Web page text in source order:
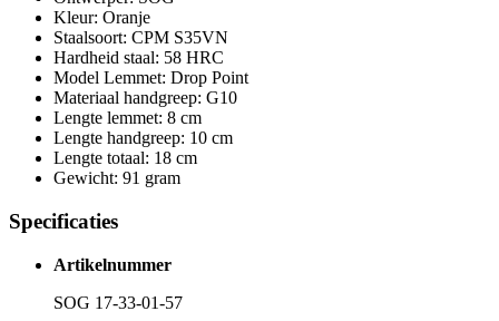
Kleur: Oranje
Staalsoort: CPM S35VN
Hardheid staal: 58 HRC
Model Lemmet: Drop Point
Materiaal handgreep: G10
Lengte lemmet: 8 cm
Lengte handgreep: 10 cm
Lengte totaal: 18 cm
Gewicht: 91 gram
Specificaties
Artikelnummer
SOG 17-33-01-57